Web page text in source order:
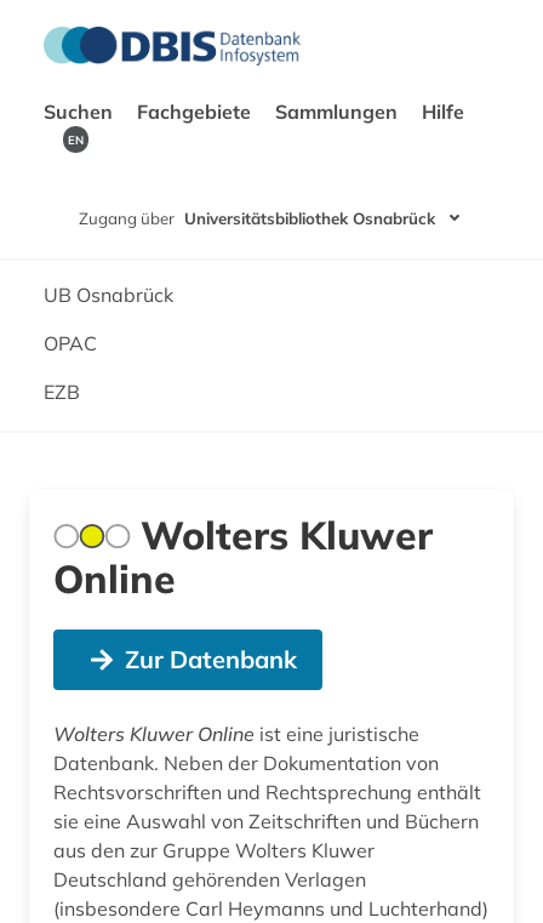
Suchen Fachgebiete Sammlungen Hilfe
EN
Zugang über Universitätsbibliothek Osnabrück
UB Osnabrück
OPAC
EZB
Wolters Kluwer
Online
Zur Datenbank
Wolters Kluwer Online ist eine juristische
Datenbank. Neben der Dokumentation von
Rechtsvorschriften und Rechtsprechung enthält
sie eine Auswahl von Zeitschriften und Büchern
aus den zur Gruppe Wolters Kluwer
Deutschland gehörenden Verlagen
(insbesondere Carl Heymanns und Luchterhand)